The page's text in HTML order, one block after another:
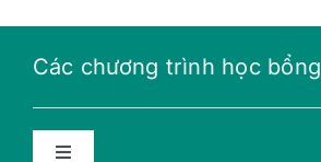
Các chương trình học bổng